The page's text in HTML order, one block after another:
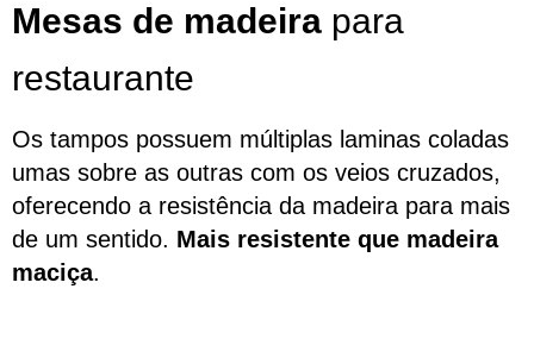
Mesas de madeira para
restaurante
Os tampos possuem múltiplas laminas coladas
umas sobre as outras com os veios cruzados,
oferecendo a resistência da madeira para mais
de um sentido. Mais resistente que madeira
maciça.